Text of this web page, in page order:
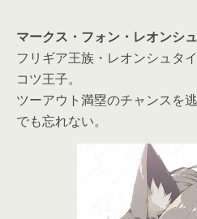
マークス・フォン・レオンシ
フリギア王族・レオンシュタ
コツ王子。
ツーアウト満塁のチャンスを
でも忘れない。